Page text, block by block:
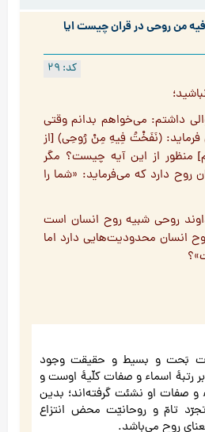
من روحی در قران چیست ایا
کد: 29
داشتم: می‌خواهم بدانم وقتی
فرماید: (نَفَخْتُ فِيهِ مِنْ رُوحِي) [از
منظور از این آیه چیست؟ مگر
روح دارد که می‌فرماید: «شما را
روحی شبیه روح انسان است
انسان محدودیت‌هایی دارد اما
بَحت و بسیط و حقیقت وجود
رتبۀ اسماء و صفات کلّیۀ اوست و
و صفات او نشئت گرفته‌اند؛ بدین
تامّ و روحانیّت محض انتزاع
روح می‌باشد.